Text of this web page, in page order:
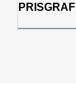
PRISGRAF